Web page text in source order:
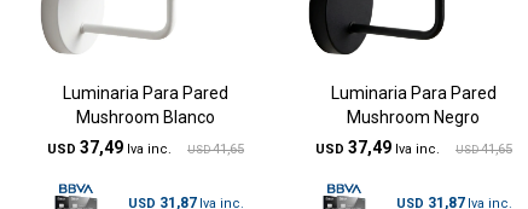
Luminaria Para Pared
Mushroom Blanco
USD 37,49 USD 41,65
USD 31,87
Luminaria Para Pared
Mushroom Negro
USD 37,49 USD 41,65
USD 31,87